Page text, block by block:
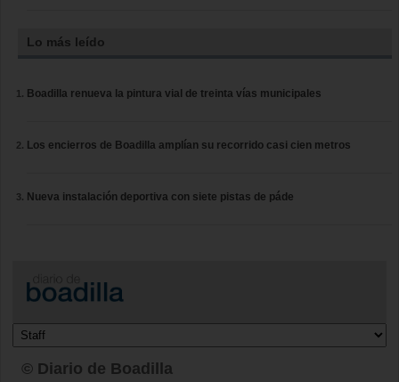
Lo más leído
Boadilla renueva la pintura vial de treinta vías municipales
Los encierros de Boadilla amplían su recorrido casi cien metros
Nueva instalación deportiva con siete pistas de páde
© Diario de Boadilla